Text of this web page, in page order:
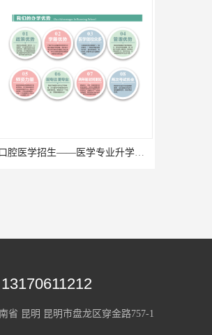
13170611212
省 昆明 昆明市盘龙区穿金路757-1